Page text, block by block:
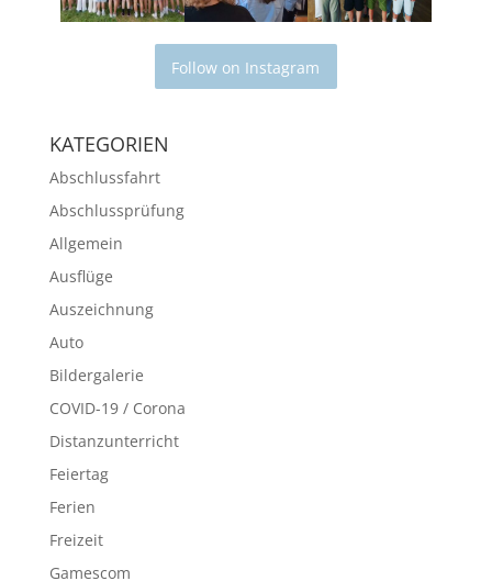
Follow on Instagram
KATEGORIEN
Abschlussfahrt
Abschlussprüfung
Allgemein
Ausflüge
Auszeichnung
Auto
Bildergalerie
COVID-19 / Corona
Distanzunterricht
Feiertag
Ferien
Freizeit
Gamescom